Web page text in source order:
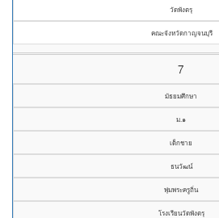
วัดพังตรุ
คณะจังหวัดกาญจนบุรี
7
มัธยมศึกษา
ม.๑
เด็กชาย
ธนวัฒน์
พุ่มพระครูถิ่น
โรงเรียนวัดพังตรุ